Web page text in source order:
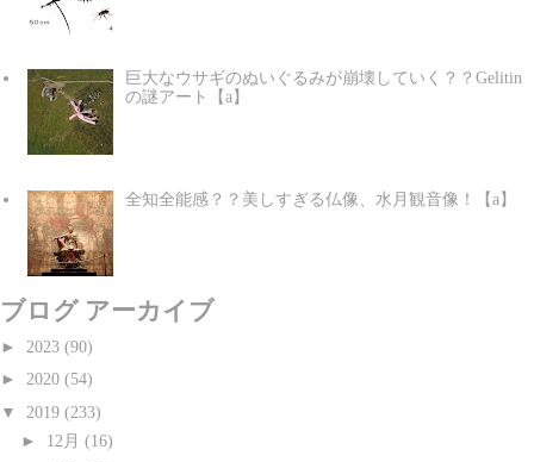
巨大なウサギのぬいぐるみが崩壊していく？？Gelitin
の謎アート【a】
全知全能感？？美しすぎる仏像、水月観音像！【a】
ブログ アーカイブ
► 2023 (90)
► 2020 (54)
▼ 2019 (233)
► 12月 (16)